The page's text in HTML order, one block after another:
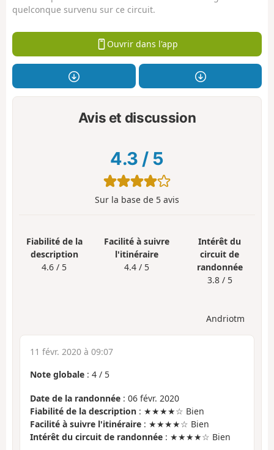
quelconque survenu sur ce circuit.
Ouvrir dans l'app
Avis et discussion
4.3 / 5
Sur la base de 5 avis
Fiabilité de la
description
4.6 / 5
Facilité à suivre
l'itinéraire
4.4 / 5
Intérêt du
circuit de
randonnée
3.8 / 5
Andriotm
11 févr. 2020 à 09:07
Note globale : 4 / 5
Date de la randonnée : 06 févr. 2020
Fiabilité de la description : ★★★★☆ Bien
Facilité à suivre l'itinéraire : ★★★★☆ Bien
Intérêt du circuit de randonnée : ★★★★☆ Bien